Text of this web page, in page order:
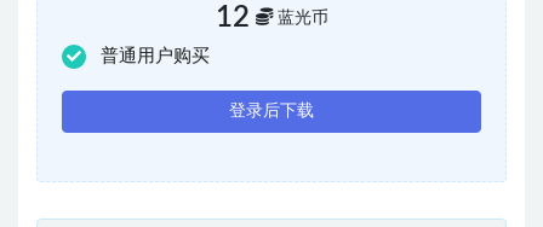
12 蓝光币
普通用户购买
登录后下载